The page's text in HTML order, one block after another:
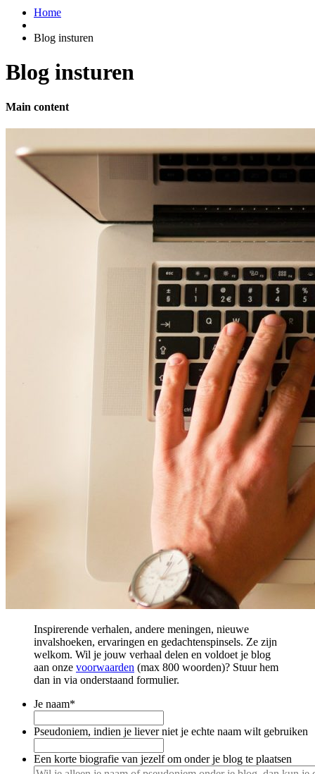
Home
Blog insturen
Blog insturen
Main content
Navigation
Inspirerende verhalen, andere meningen, nieuwe
invalshoeken, ervaringen en gedachtenspinsels. Ze zijn
welkom. Wil je jouw verhaal delen en voldoet je blog
aan onze voorwaarden (max 800 woorden)? Stuur hem
dan in via onderstaand formulier.
Je naam*
Pseudoniem, indien je liever niet je echte naam wilt gebruiken
Een korte biografie van jezelf om onder je blog te plaatsen